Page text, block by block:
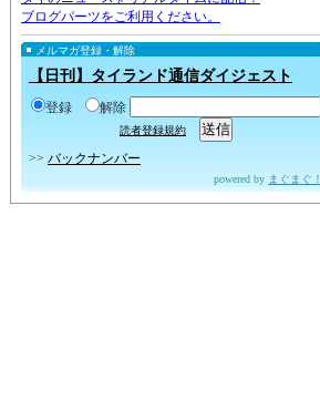
ブログパーツをご利用ください。
メルマガ登録・解除
【日刊】タイランド通信ダイジェスト
登録 解除
読者登録規約
>> バックナンバー
powered by まぐまぐ！